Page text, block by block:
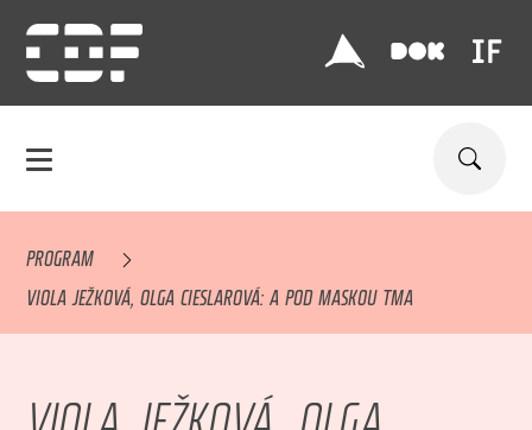
PROGRAM
VIOLA JEŽKOVÁ, OLGA CIESLAROVÁ: A POD MASKOU TMA
VIOLA JEŽKOVÁ, OLGA